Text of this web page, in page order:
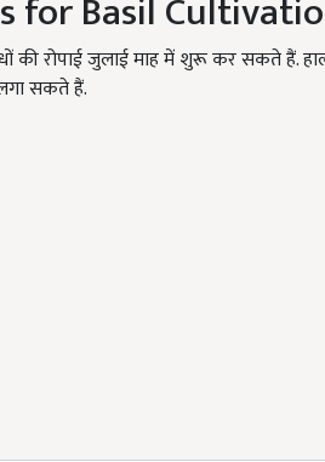
for Basil
की रोपाई जुलाई माह में शुरू कर सकते हैं.
सकते हैं.